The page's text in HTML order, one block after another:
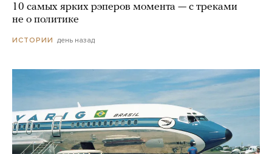
10 самых ярких рэперов момента — с треками
не о политике
ИСТОРИИ день назад